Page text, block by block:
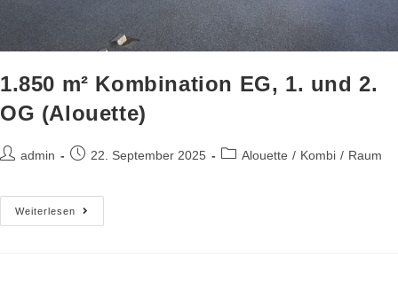
1.850 m² Kombination EG, 1. und 2.
OG (Alouette)
admin 22. September 2025 Alouette / Kombi / Raum
Weiterlesen